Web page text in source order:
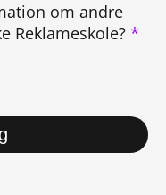
om andre
Reklameskole? *